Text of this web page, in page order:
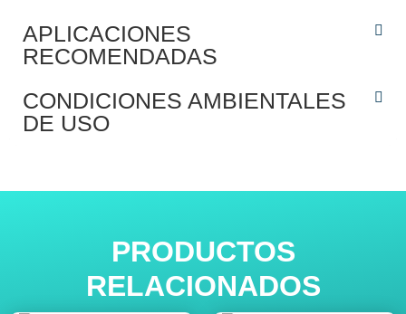
APLICACIONES
RECOMENDADAS
CONDICIONES AMBIENTALES
DE USO
PRODUCTOS
RELACIONADOS